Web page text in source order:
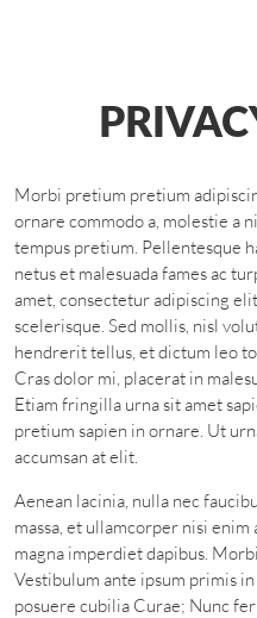
Morbi pretium pretium
ornare commodo a, molestie a
tempus pretium. Pellentesque
netus et malesuada fames ac
amet, consectetur adipiscing
scelerisque. Sed mollis, nisl
hendrerit tellus, et dictum leo
Cras dolor mi, placerat in
Etiam fringilla urna sit amet
pretium sapien in ornare. Ut
accumsan at elit.
Aenean lacinia, nulla nec
massa, et ullamcorper nisi enim
magna imperdiet dapibus.
Vestibulum ante ipsum primis
posuere cubilia Curae; Nunc